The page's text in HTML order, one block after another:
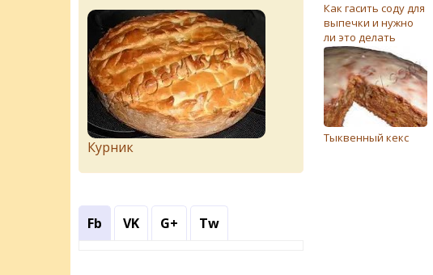
Как гасить соду для
выпечки и нужно
ли это делать
Тыквенный кекс
Курник
Fb VK G+ Tw